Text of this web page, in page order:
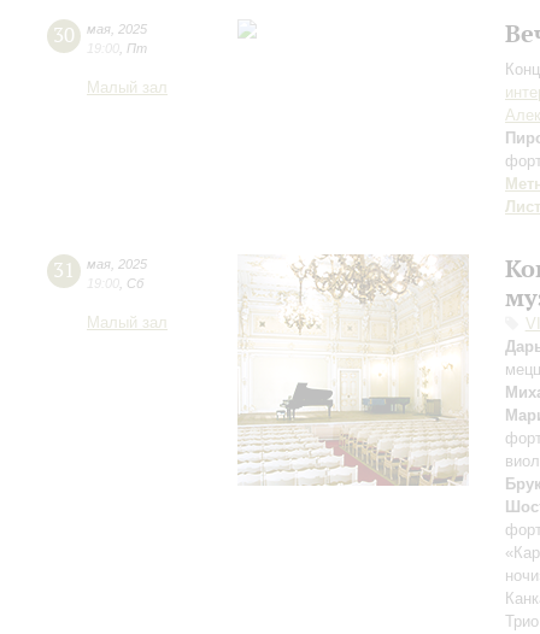
30 мая 2025
19:00 Пт
Малый зал
Лист
31 мая 2025
19:00 Сб
Малый зал